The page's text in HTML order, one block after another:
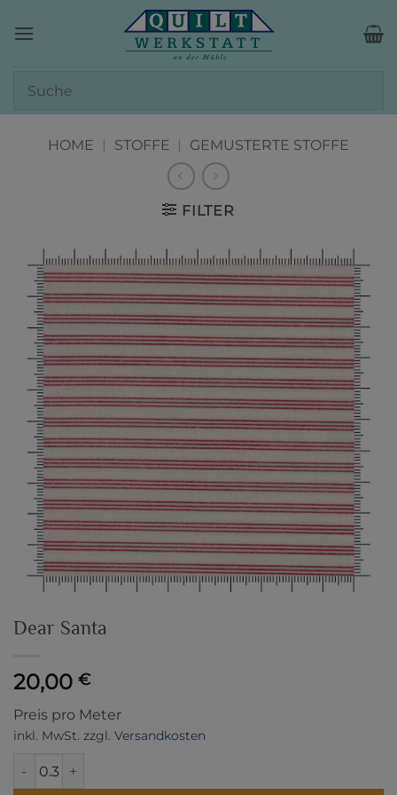
Inhalt
HOME | STOFFE | GEMUSTERTE STOFFE
FILTER
Dear Santa
20,00 €
Preis pro Meter
inkl. MwSt. zzgl. Versandkosten
Dear Santa Menge